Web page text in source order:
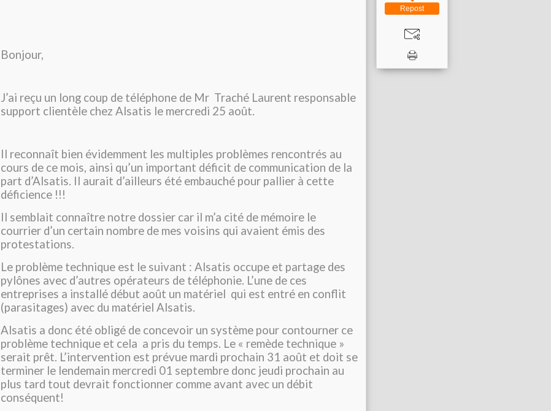
Bonjour,
J’ai reçu un long coup de téléphone de Mr Traché Laurent responsable
support clientèle chez Alsatis le mercredi 25 août.
Il reconnaît bien évidemment les multiples problèmes rencontrés au
cours de ce mois, ainsi qu’un important déficit de communication de la
part d’Alsatis. Il aurait d’ailleurs été embauché pour pallier à cette
déficience !!!
Il semblait connaître notre dossier car il m’a cité de mémoire le
courrier d’un certain nombre de mes voisins qui avaient émis des
protestations.
Le problème technique est le suivant : Alsatis occupe et partage des
pylônes avec d’autres opérateurs de téléphonie. L’une de ces
entreprises a installé début août un matériel qui est entré en conflit
(parasitages) avec du matériel Alsatis.
Alsatis a donc été obligé de concevoir un système pour contourner ce
problème technique et cela a pris du temps. Le « remède technique »
serait prêt. L’intervention est prévue mardi prochain 31 août et doit se
terminer le lendemain mercredi 01 septembre donc jeudi prochain au
plus tard tout devrait fonctionner comme avant avec un débit
conséquent!
Repost